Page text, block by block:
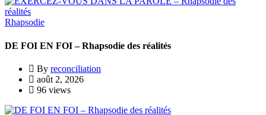
Rhapsodie
DE FOI EN FOI – Rhapsodie des réalités
By reconciliation
août 2, 2026
96 views